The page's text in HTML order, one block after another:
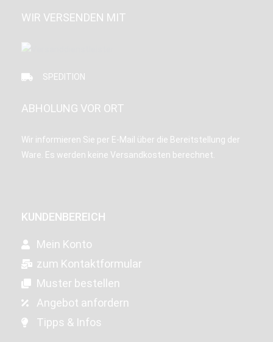
WIR VERSENDEN MIT
SPEDITION
ABHOLUNG VOR ORT
Wir informieren Sie per E-Mail über die Bereitstellung der
Ware. Es werden keine Versandkosten berechnet.
KUNDENBEREICH
Mein Konto
zum Kontaktformular
Muster bestellen
Angebot anfordern
Tipps & Infos